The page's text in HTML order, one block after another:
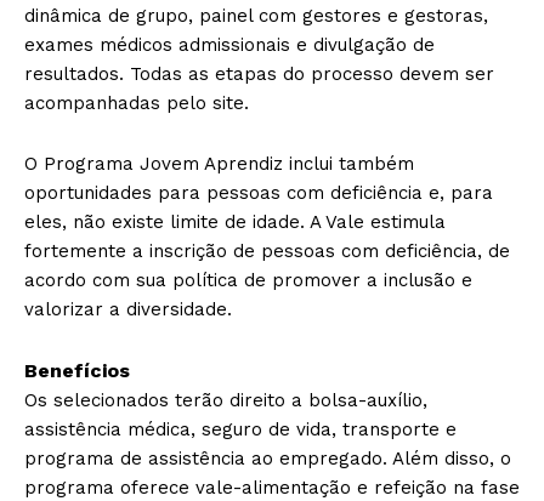
dinâmica de grupo, painel com gestores e gestoras,
exames médicos admissionais e divulgação de
resultados. Todas as etapas do processo devem ser
acompanhadas pelo site.
O Programa Jovem Aprendiz inclui também
oportunidades para pessoas com deficiência e, para
eles, não existe limite de idade. A Vale estimula
fortemente a inscrição de pessoas com deficiência, de
acordo com sua política de promover a inclusão e
valorizar a diversidade.
Benefícios
Os selecionados terão direito a bolsa-auxílio,
assistência médica, seguro de vida, transporte e
programa de assistência ao empregado. Além disso, o
programa oferece vale-alimentação e refeição na fase